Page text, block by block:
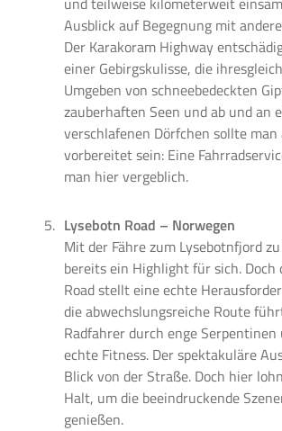
Ausblick auf Begegnung mit
Der Karakoram Highway
einer Gebirgskulisse, die
Umgeben von schneebedeckten
zauberhaften Seen und ab und an
verschlafenen Dörfchen sollte
vorbereitet sein: Eine
man hier vergeblich.
Lysebotn Road – Norwegen
Mit der Fähre zum Lysebotnfjord
bereits ein Highlight für sich. Doch
Road stellt eine echte
die abwechslungsreiche Route
Radfahrer durch enge
echte Fitness. Der spektakuläre
Blick von der Straße. Doch hier
Halt, um die beeindruckende
genießen.